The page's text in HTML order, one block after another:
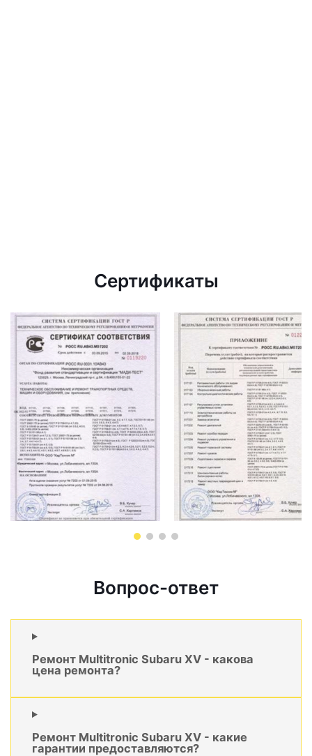
Сертификаты
Вопрос-ответ
Ремонт Multitronic Subaru XV - какова
цена ремонта?
Ремонт Multitronic Subaru XV - какие
гарантии предоставляются?